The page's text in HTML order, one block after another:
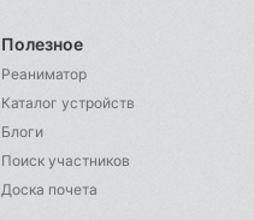
Полезное
Реаниматор
Каталог устройств
Блоги
Поиск участников
Доска почета